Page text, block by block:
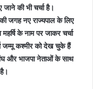
की भी चर्चा है।
जगह नए राज्यपाल के लिए
के नाम पर जाकर चर्चा
जम्मू कश्मीर को देख चुके हैं
और भाजपा नेताओं के साथ